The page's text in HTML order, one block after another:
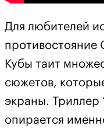
Для любителей
Кубы таит
сюжетов,
экраны. Триллер
опирается